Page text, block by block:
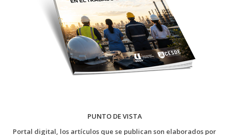
PUNTO DE VISTA
Portal digital, los artículos que se publican son elaborados por